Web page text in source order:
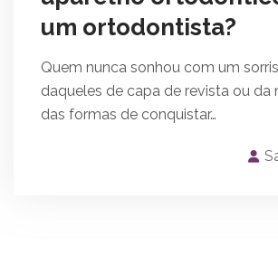
um ortodontista?
Quem nunca sonhou com um
daqueles de capa de revista ou da
das formas de conquistar…